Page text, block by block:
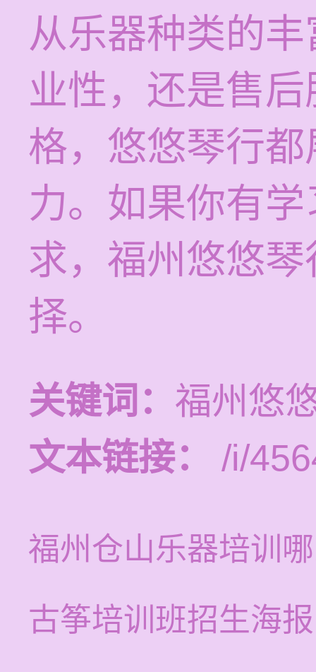
从乐器种类的
业性，还是售
格，悠悠琴行
力。如果你有
求，福州悠悠
择。
关键词： 福州悠
文本链接：
/i/
福州仓山乐器培训
古筝培训班招生海报